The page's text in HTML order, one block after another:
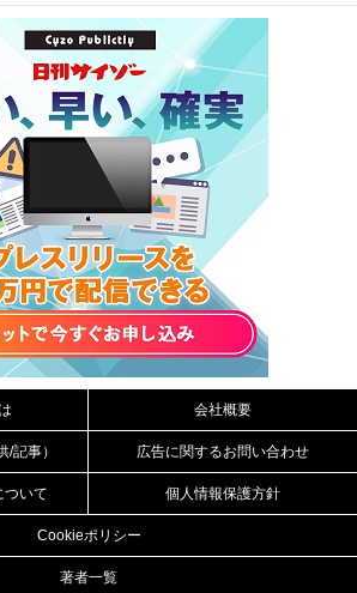
会社概要
記事） 広告に関するお問い合わせ
ついて 個人情報保護方針
Cookieポリシー
著者一覧